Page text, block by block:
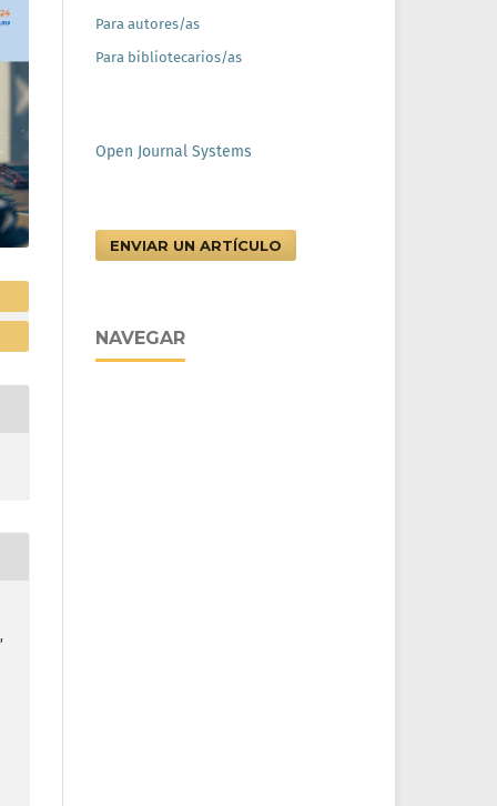
Para autores/as
Para bibliotecarios/as
Open Journal Systems
ENVIAR UN ARTÍCULO
NAVEGAR